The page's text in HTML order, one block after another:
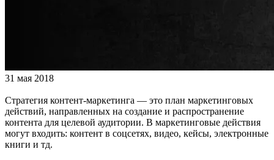
31 мая 2018
Стратегия контент-маркетинга — это план маркетинговых
действий, направленных на создание и распространение
контента для целевой аудитории. В маркетинговые действия
могут входить: контент в соцсетях, видео, кейсы, электронные
книги и тд.